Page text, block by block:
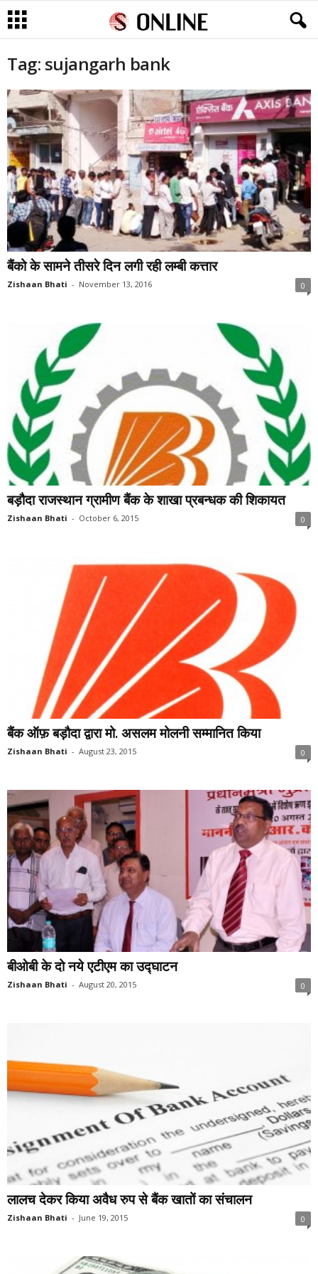
Tag: sujangarh bank
बैंको के सामने तीसरे दिन लगी रही लम्बी कत्तार
Zishaan Bhati - November 13, 2016 0
बड़ौदा राजस्थान ग्रामीण बैंक के शाखा प्रबन्धक की शिकायत
Zishaan Bhati - October 6, 2015 0
बैंक ऑफ़ बड़ौदा द्वारा मो. असलम मोलनी सम्मानित किया
Zishaan Bhati - August 23, 2015 0
बीओबी के दो नये एटीएम का उद्घाटन
Zishaan Bhati - August 20, 2015 0
लालच देकर किया अवैध रुप से बैंक खातों का संचालन
Zishaan Bhati - June 19, 2015 0